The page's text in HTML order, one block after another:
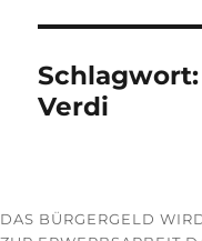
Schlagwort:
Verdi
DAS BÜRGERGELD